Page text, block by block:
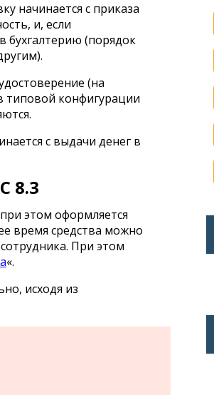
начинается с приказа
и, если
бухгалтерию (порядок
(на
типовой конфигурации
с выдачи денег в
8.3
этом оформляется
время средства можно
При этом
«.
исходя из